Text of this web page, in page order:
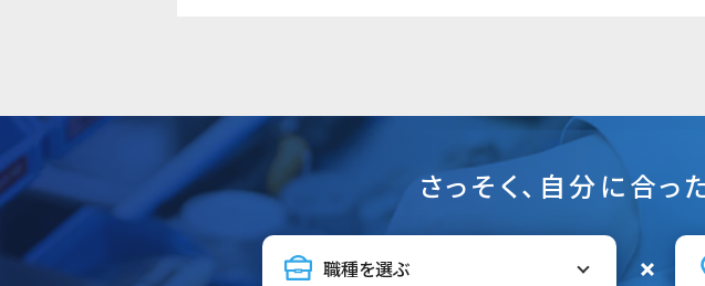
さっそく、自分に合っ